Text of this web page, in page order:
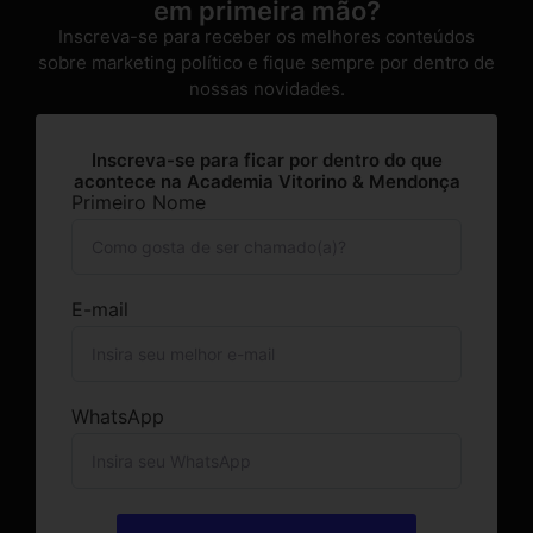
em primeira mão?
Inscreva-se para receber os melhores conteúdos
sobre marketing político e fique sempre por dentro de
nossas novidades.
Inscreva-se para ficar por dentro do que
acontece na Academia Vitorino & Mendonça
Primeiro Nome
E-mail
WhatsApp